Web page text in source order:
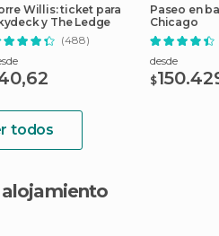
Willis: ticket para
y The Ledge
(488)
Paseo en
Chicago
desde
$
todos
alojamiento